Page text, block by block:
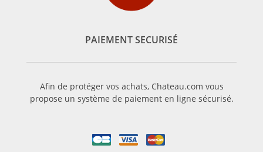
PAIEMENT SECURISÉ
Afin de protéger vos achats, Chateau.com vous
propose un système de paiement en ligne sécurisé.